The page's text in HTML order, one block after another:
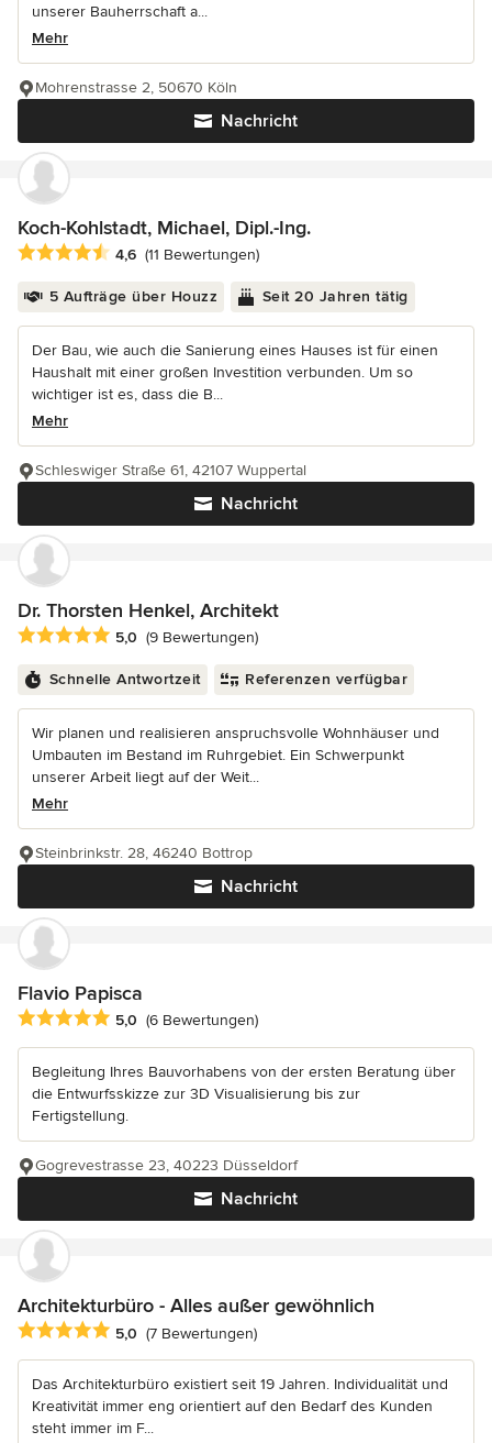
unserer Bauherrschaft a...
Mehr
Nachricht
Mohrenstrasse 2, 50670 Köln
Koch-Kohlstadt, Michael, Dipl.-Ing.
Durchschnittliche Bewertung: 4.6 von 5 Sternen
4,6 (11 Bewertungen)
5 Aufträge über Houzz Seit 20 Jahren tätig
Der Bau, wie auch die Sanierung eines Hauses ist für einen
Haushalt mit einer großen Investition verbunden. Um so
wichtiger ist es, dass die B...
Mehr
Nachricht
Schleswiger Straße 61, 42107 Wuppertal
Dr. Thorsten Henkel, Architekt
Durchschnittliche Bewertung: 5 von 5 Sternen
5,0 (9 Bewertungen)
Schnelle Antwortzeit Referenzen verfügbar
Wir planen und realisieren anspruchsvolle Wohnhäuser und
Umbauten im Bestand im Ruhrgebiet. Ein Schwerpunkt
unserer Arbeit liegt auf der Weit...
Mehr
Nachricht
Steinbrinkstr. 28, 46240 Bottrop
Flavio Papisca
Durchschnittliche Bewertung: 5 von 5 Sternen
5,0 (6 Bewertungen)
Begleitung Ihres Bauvorhabens von der ersten Beratung über
die Entwurfsskizze zur 3D Visualisierung bis zur
Fertigstellung.
Nachricht
Gogrevestrasse 23, 40223 Düsseldorf
Architekturbüro - Alles außer gewöhnlich
Durchschnittliche Bewertung: 5 von 5 Sternen
5,0 (7 Bewertungen)
Das Architekturbüro existiert seit 19 Jahren. Individualität und
Kreativität immer eng orientiert auf den Bedarf des Kunden
steht immer im F...